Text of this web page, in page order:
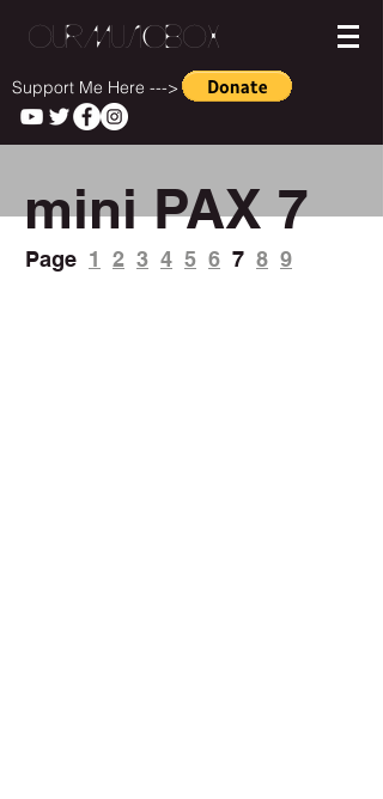
OurMusicBox
Support Me Here --->
Page 1 2 3 4 5 6 7 8 9
mini PAX 7